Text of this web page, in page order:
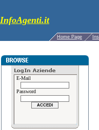
InfoAgenti.it
Home Page
E-Mail
Password